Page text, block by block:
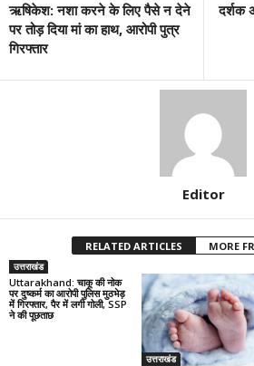
ऋषिकेश: नशा करने के लिए पैसे न देने
पर तोड़ दिया मां का हाथ, आरोपी पुत्र
गिरफ्तार
दर्शक
Editor
RELATED ARTICLES MORE
उत्तराखंड
Uttarakhand: चाकू की नोक
पर दुष्कर्म का आरोपी पुलिस मुठभेड़
में गिरफ्तार, पैर में लगी गोली, SSP
ने की पूछताछ
उत्तराखंड